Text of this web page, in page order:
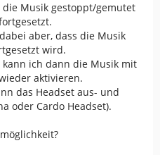
Musik gestoppt/gemutet
aber, dass die Musik
wird.
ich dann die Musik mit
aktivieren.
das Headset aus- und
oder Cardo Headset).